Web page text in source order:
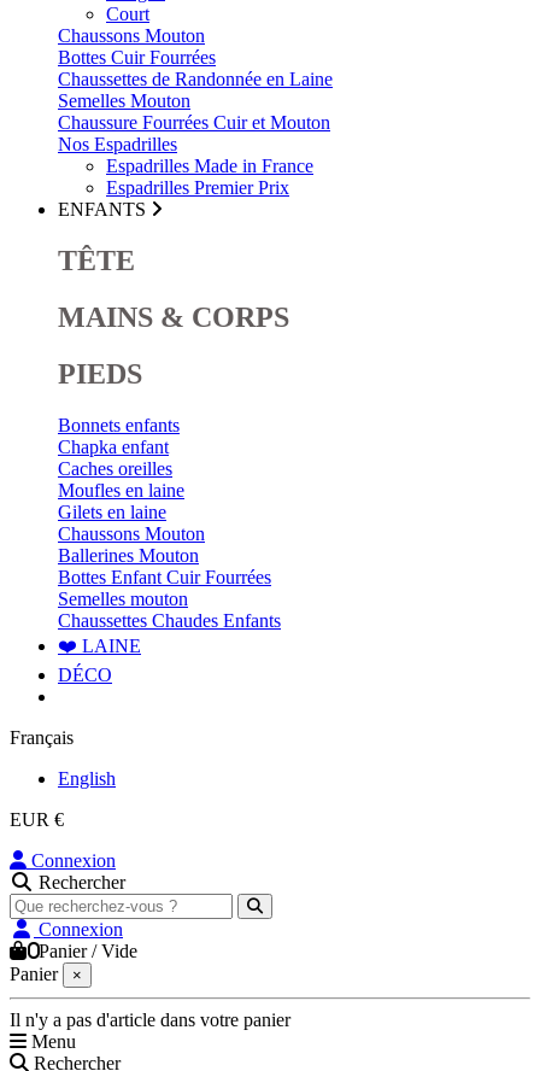
Court
Chaussons Mouton
Bottes Cuir Fourrées
Chaussettes de Randonnée en Laine
Semelles Mouton
Chaussure Fourrées Cuir et Mouton
Nos Espadrilles
Espadrilles Made in France
Espadrilles Premier Prix
ENFANTS
TÊTE
MAINS & CORPS
PIEDS
Bonnets enfants
Chapka enfant
Caches oreilles
Moufles en laine
Gilets en laine
Chaussons Mouton
Ballerines Mouton
Bottes Enfant Cuir Fourrées
Semelles mouton
Chaussettes Chaudes Enfants
❤️ LAINE
DÉCO
Français
English
EUR €
Connexion
Rechercher
Connexion
0Panier /Vide
Panier
×
Il n'y a pas d'article dans votre panier
Menu
Rechercher